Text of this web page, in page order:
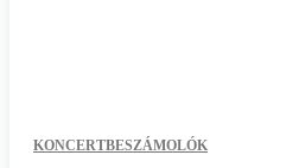
KONCERTBESZÁMOLÓK